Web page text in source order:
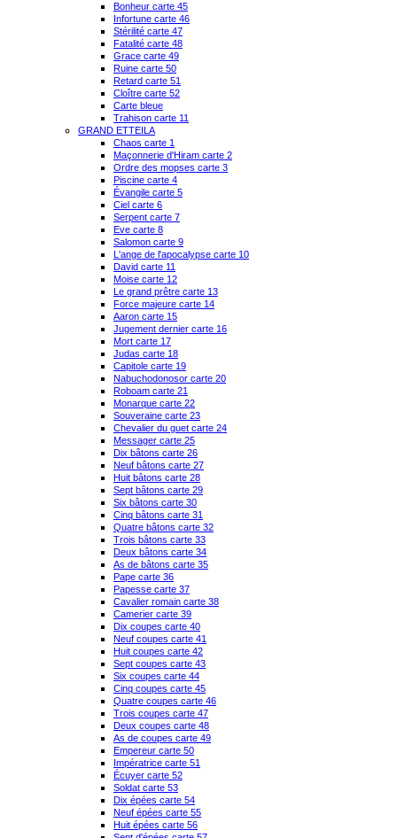
Bonheur carte 45
Infortune carte 46
Stérilité carte 47
Fatalité carte 48
Grace carte 49
Ruine carte 50
Retard carte 51
Cloître carte 52
Carte bleue
Trahison carte 11
GRAND ETTEILA
Chaos carte 1
Maçonnerie d'Hiram carte 2
Ordre des mopses carte 3
Piscine carte 4
Évangile carte 5
Ciel carte 6
Serpent carte 7
Eve carte 8
Salomon carte 9
L'ange de l'apocalypse carte 10
David carte 11
Moise carte 12
Le grand prêtre carte 13
Force majeure carte 14
Aaron carte 15
Jugement dernier carte 16
Mort carte 17
Judas carte 18
Capitole carte 19
Nabuchodonosor carte 20
Roboam carte 21
Monarque carte 22
Souveraine carte 23
Chevalier du guet carte 24
Messager carte 25
Dix bâtons carte 26
Neuf bâtons carte 27
Huit bâtons carte 28
Sept bâtons carte 29
Six bâtons carte 30
Cinq bâtons carte 31
Quatre bâtons carte 32
Trois bâtons carte 33
Deux bâtons carte 34
As de bâtons carte 35
Pape carte 36
Papesse carte 37
Cavalier romain carte 38
Camerier carte 39
Dix coupes carte 40
Neuf coupes carte 41
Huit coupes carte 42
Sept coupes carte 43
Six coupes carte 44
Cinq coupes carte 45
Quatre coupes carte 46
Trois coupes carte 47
Deux coupes carte 48
As de coupes carte 49
Empereur carte 50
Impératrice carte 51
Écuyer carte 52
Soldat carte 53
Dix épées carte 54
Neuf épées carte 55
Huit épées carte 56